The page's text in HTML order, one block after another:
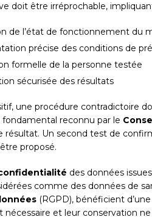
doit être irréprochable,
de l’état de fonctionnement du
précise des conditions de
formelle de la personne testée
sécurisée des résultats
une procédure contradictoire
fondamental reconnu par le
résultat. Un second test de
proposé.
des données
comme des données de
(RGPD), bénéficient
nécessaire et leur conservation